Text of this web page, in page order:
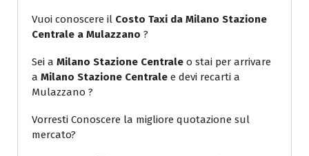
Vuoi conoscere il Costo Taxi da Milano Stazione
Centrale a Mulazzano ?
Sei a Milano Stazione Centrale o stai per arrivare
a Milano Stazione Centrale e devi recarti a
Mulazzano ?
Vorresti Conoscere la migliore quotazione sul
mercato?